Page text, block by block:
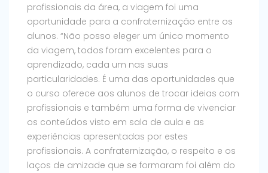
profissionais da área, a viagem foi uma
oportunidade para a confraternização entre os
alunos. “Não posso eleger um único momento
da viagem, todos foram excelentes para o
aprendizado, cada um nas suas
particularidades. É uma das oportunidades que
o curso oferece aos alunos de trocar ideias com
profissionais e também uma forma de vivenciar
os conteúdos visto em sala de aula e as
experiências apresentadas por estes
profissionais. A confraternização, o respeito e os
laços de amizade que se formaram foi além do